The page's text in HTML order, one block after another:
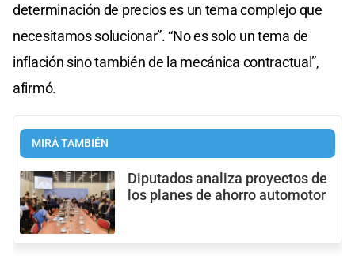
determinación de precios es un tema complejo que
necesitamos solucionar”. “No es solo un tema de
inflación sino también de la mecánica contractual”,
afirmó.
MIRÁ TAMBIÉN
Diputados analiza proyectos de
los planes de ahorro automotor